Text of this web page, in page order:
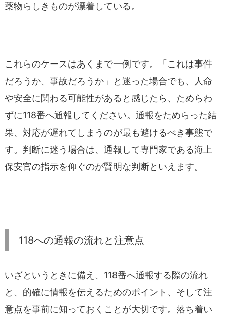
薬物らしきものが漂着している。
これらのケースはあくまで一例です。「これは事件
だろうか、事故だろうか」と迷った場合でも、人命
や安全に関わる可能性があると感じたら、ためらわ
ずに118番へ通報してください。通報をためらった結
果、対応が遅れてしまうのが最も避けるべき事態で
す。判断に迷う場合は、通報して専門家である海上
保安官の指示を仰ぐのが賢明な判断といえます。
118への通報の流れと注意点
いざというときに備え、118番へ通報する際の流れ
と、的確に情報を伝えるためのポイント、そして注
意点を事前に知っておくことが大切です。落ち着い